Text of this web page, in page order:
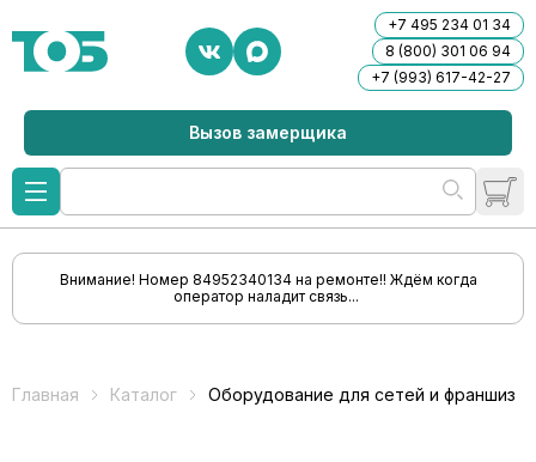
+7 495 234 01 34
8 (800) 301 06 94
+7 (993) 617-42-27
Вызов замерщика
Внимание! Номер 84952340134 на ремонте!! Ждём когда
оператор наладит связь...
Главная Каталог Оборудование для сетей и франшиз